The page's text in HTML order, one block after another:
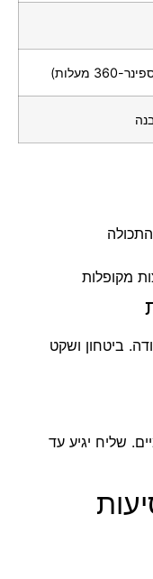
מקופלות
על כל מזוודה. ביטחון ושקט
שליח יגיע עד